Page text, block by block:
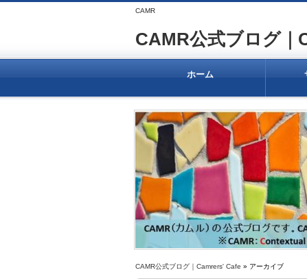
CAMR
CAMR公式ブログ｜
ホーム
CAMR公式ブログ｜Camrers' Cafe » アーカイブ